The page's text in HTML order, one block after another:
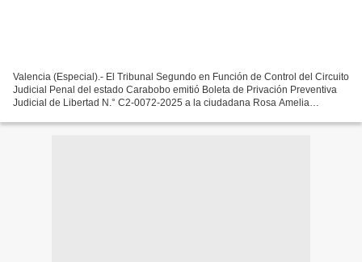
Valencia (Especial).- El Tribunal Segundo en Función de Control del Circuito
Judicial Penal del estado Carabobo emitió Boleta de Privación Preventiva
Judicial de Libertad N.° C2-0072-2025 a la ciudadana Rosa Amelia